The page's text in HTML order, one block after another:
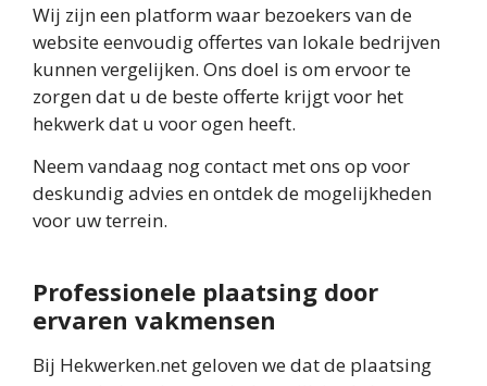
Wij zijn een platform waar bezoekers van de
website eenvoudig offertes van lokale bedrijven
kunnen vergelijken. Ons doel is om ervoor te
zorgen dat u de beste offerte krijgt voor het
hekwerk dat u voor ogen heeft.
Neem vandaag nog contact met ons op voor
deskundig advies en ontdek de mogelijkheden
voor uw terrein.
Professionele plaatsing door
ervaren vakmensen
Bij Hekwerken.net geloven we dat de plaatsing